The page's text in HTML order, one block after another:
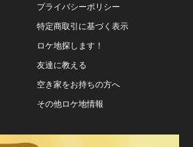
プライバシーポリシー
特定商取引に基づく表示
ロケ地探します！
友達に教える
空き家をお持ちの方へ
その他ロケ地情報